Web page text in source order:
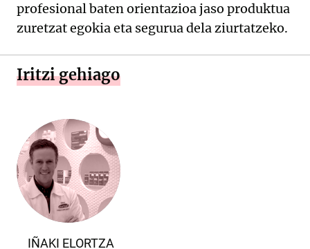
profesional baten orientazioa jaso produktua
zuretzat egokia eta segurua dela ziurtatzeko.
Iritzi gehiago
IÑAKI ELORTZA